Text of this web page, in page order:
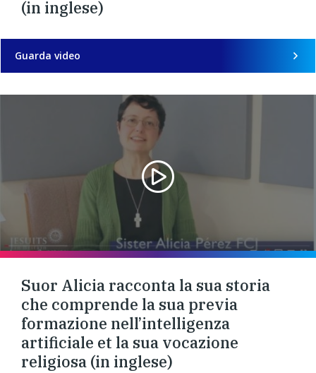
(in inglese)
Guarda video
Suor Alicia racconta la sua storia
che comprende la sua previa
formazione nell’intelligenza
artificiale et la sua vocazione
religiosa (in inglese)